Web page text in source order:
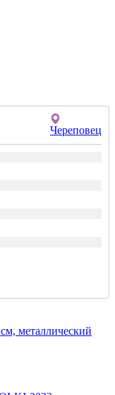
Череповец